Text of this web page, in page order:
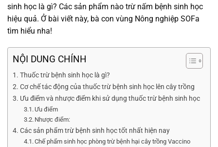
sinh học là gì? Các sản phẩm nào trừ nấm bệnh sinh học
hiệu quả. Ở bài viết này, bà con vùng Nông nghiệp SOFa
tìm hiểu nha!
NỘI DUNG CHÍNH
Thuốc trừ bệnh sinh học là gì?
Cơ chế tác động của thuốc trừ bệnh sinh học lên cây trồng
Ưu điểm và nhược điểm khi sử dụng thuốc trừ bệnh sinh học
Ưu điểm
Nhược điểm:
Các sản phẩm trừ bệnh sinh học tốt nhất hiện nay
Chế phẩm sinh học phòng trừ bệnh hại cây trồng Vaccino